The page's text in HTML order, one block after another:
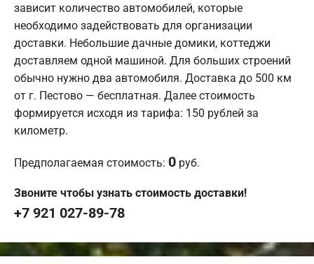
зависит количество автомобилей, которые
необходимо задействовать для организации
доставки. Небольшие дачные домики, коттеджи
доставляем одной машиной. Для больших строений
обычно нужно два автомобиля. Доставка до 500 км
от г. Пестово — бесплатная. Далее стоимость
формируется исходя из тарифа: 150 рублей за
километр.
Предполагаемая стоимость: 0 руб.
Звоните чтобы узнать стоимость доставки!
+7 921 027-89-78